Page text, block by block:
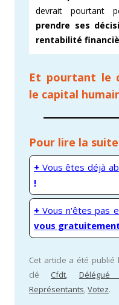
devrait pourtant
prendre ses
rentabilité
Et pourtant le
le capital
Pour lire la suite
+ Vous êtes déjà
!
+ Vous n'êtes pas
vous
Cet article a été publié
clé Cfdt, Délégué
Représentants,Votez.